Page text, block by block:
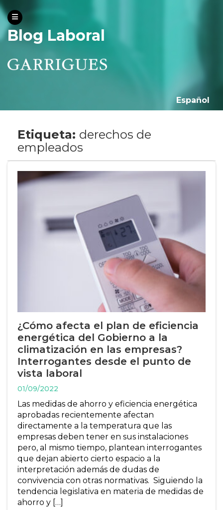
Blog Laboral
Español
Etiqueta: derechos de
empleados
¿Cómo afecta el plan de eficiencia
energética del Gobierno a la
climatización en las empresas?
Interrogantes desde el punto de
vista laboral
01/09/2022
Las medidas de ahorro y eficiencia energética
aprobadas recientemente afectan
directamente a la temperatura que las
empresas deben tener en sus instalaciones
pero, al mismo tiempo, plantean interrogantes
que dejan abierto cierto espacio a la
interpretación además de dudas de
convivencia con otras normativas. Siguiendo la
tendencia legislativa en materia de medidas de
ahorro y […]